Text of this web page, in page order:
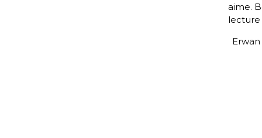
aime.
lecture